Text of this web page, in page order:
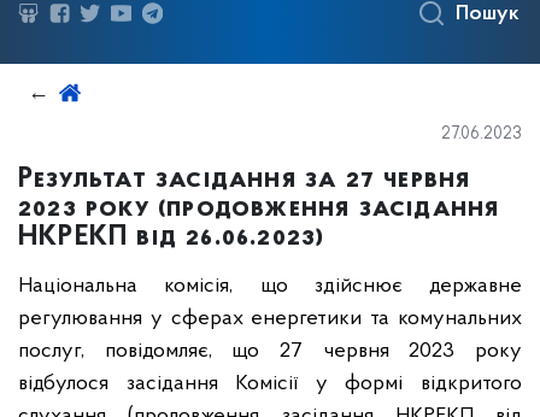
Пошук
27.06.2023
Результат засідання за 27 червня
2023 року (продовження засідання
НКРЕКП від 26.06.2023)
Національна комісія, що здійснює державне
регулювання у сферах енергетики та комунальних
послуг, повідомляє, що 27 червня 2023 року
відбулося засідання Комісії у формі відкритого